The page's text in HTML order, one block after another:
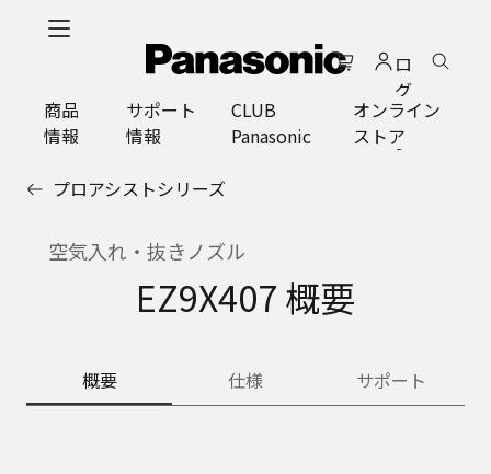
ロ
グ
イ
ン
商品
情報
サポート
情報
CLUB
Panasonic
オンライン
ストア
プロアシストシリーズ
空気入れ・抜きノズル
EZ9X407 概要
概要 仕様 サポート